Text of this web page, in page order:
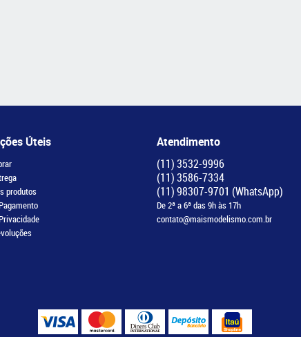
Úteis
produtos
Atendimento
(11)3532-9996
(11)3586-7334
(11)98307-9701 (WhatsApp)
De 2ª a 6ª das 9h às 17h
contato@maismodelismo.com.br